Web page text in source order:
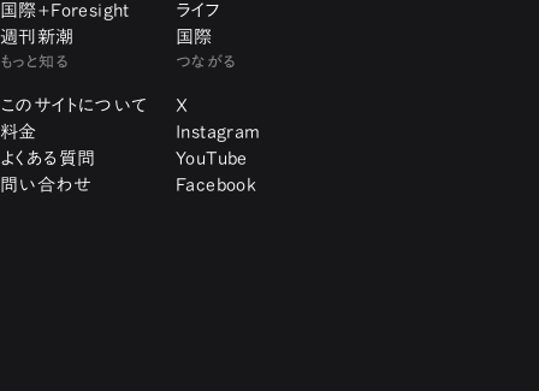
国際+Foresight
週刊新潮
ライフ
国際
もっと知る
このサイトについて
料金
よくある質問
問い合わせ
つながる
X
Instagram
YouTube
Facebook